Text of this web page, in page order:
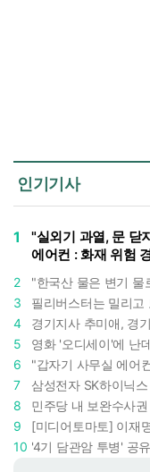
인기기사
1
"실외기 과열, 문 닫
에어컨 : 화재 위험
2
3
4
5
6
7
8
9
10